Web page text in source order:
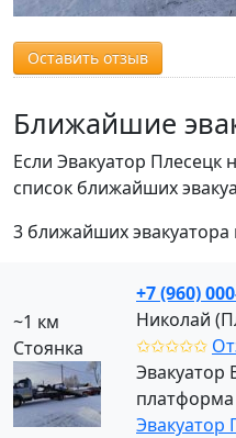
Оставить отзыв
Ближайшие
Если Эвакуатор
список ближайших
3 ближайших эвакуатора
~1 км
Стоянка
+7 (960)
Николай
✩✩✩✩✩
Эвакуатор
платформа
Эвакуатор